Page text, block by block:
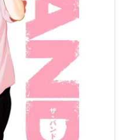
りする。